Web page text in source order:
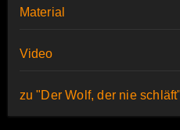
Material
Video
zu "Der Wolf, der nie schläft"